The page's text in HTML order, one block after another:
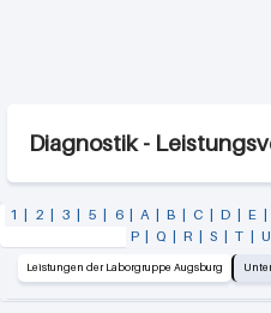
Diagnostik -
1 2 3 5 6 A B C D E
P
Q R S T U
Leistungen der Laborgruppe Augsburg